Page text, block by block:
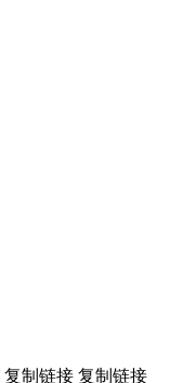
复制链接 复制链接